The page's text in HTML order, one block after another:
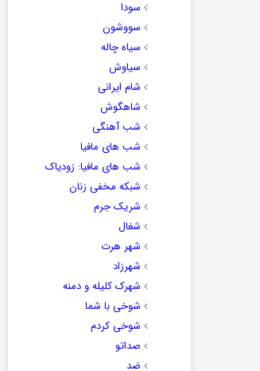
سودا
سووشون
سیاه چاله
سیاوش
شام ایرانی
شاهگوش
شب آهنگی
شب های مافیا
شب های مافیا: زودیاک
شبکه مخفی زنان
شریک جرم
شغال
شهر هرت
شهرزاد
شهرک کلیله و دمنه
شوخی با شما
شوخی کردم
صداتو
ضد